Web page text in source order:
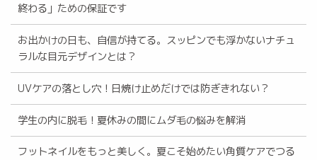
終わる」ための保証です
お出かけの日も、自信が持てる。スッピンでも浮かないナチュ
ラルな目元デザインとは？
UVケアの落とし穴！日焼け止めだけでは防ぎきれない？
学生の内に脱毛！夏休みの間にムダ毛の悩みを解消
フットネイルをもっと美しく。夏こそ始めたい角質ケアでつる